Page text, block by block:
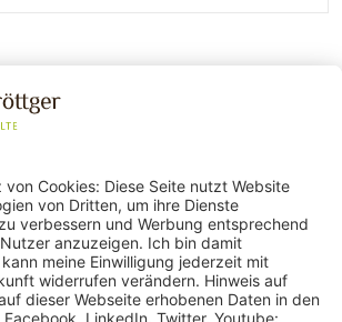
gulden röttger rechtsanwälte